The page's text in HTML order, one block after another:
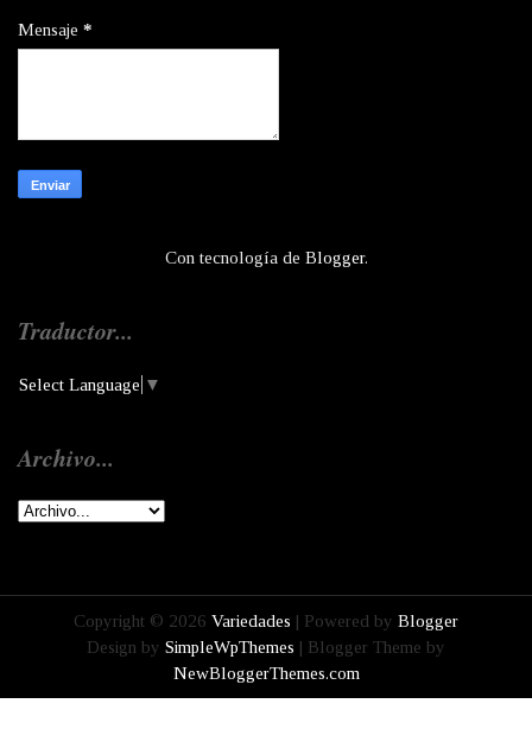
Mensaje *
Con tecnología de Blogger.
Traductor...
Select Language ▼
Archivo...
Copyright © 2026 Variedades | Powered by Blogger
Design by SimpleWpThemes | Blogger Theme by
NewBloggerThemes.com